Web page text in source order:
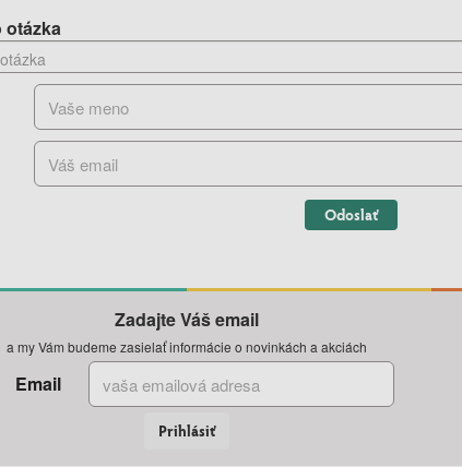
otázka
Odoslať
Zadajte Váš email
a my Vám budeme zasielať informácie o novinkách a akciách
Email
Prihlásiť